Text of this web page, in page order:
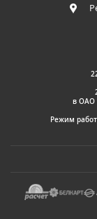
в ОАО
Режим